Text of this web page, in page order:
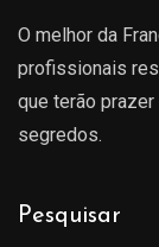
O melhor da
profissionais
que terão
segredos.
Pesquisar